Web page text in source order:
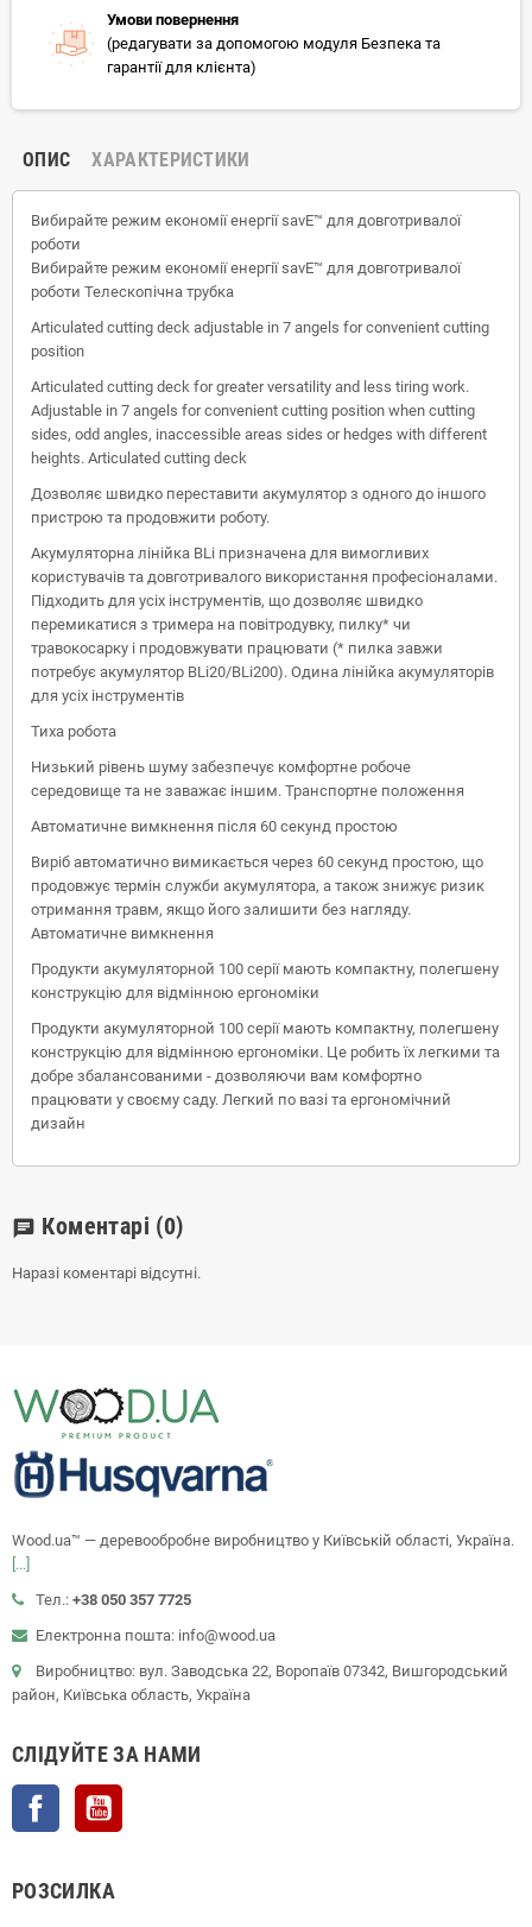
Умови повернення
(редагувати за допомогою модуля Безпека та
гарантії для клієнта)
ОПИС ХАРАКТЕРИСТИКИ
Вибирайте режим економії енергії savE™ для довготривалої
роботи
Вибирайте режим економії енергії savE™ для довготривалої
роботи Телескопічна трубка
Articulated cutting deck adjustable in 7 angels for convenient cutting
position
Articulated cutting deck for greater versatility and less tiring work.
Adjustable in 7 angels for convenient cutting position when cutting
sides, odd angles, inaccessible areas sides or hedges with different
heights. Articulated cutting deck
Дозволяє швидко переставити акумулятор з одного до іншого
пристрою та продовжити роботу.
Акумуляторна лінійка BLi призначена для вимогливих
користувачів та довготривалого використання професіоналами.
Підходить для усіх інструментів, що дозволяє швидко
перемикатися з тримера на повітродувку, пилку* чи
травокосарку і продовжувати працювати (* пилка завжи
потребує акумулятор BLi20/BLi200). Одина лінійка акумуляторів
для усіх інструментів
Тиха робота
Низький рівень шуму забезпечує комфортне робоче
середовище та не заважає іншим. Транспортне положення
Автоматичне вимкнення після 60 секунд простою
Виріб автоматично вимикається через 60 секунд простою, що
продовжує термін служби акумулятора, а також знижує ризик
отримання травм, якщо його залишити без нагляду.
Автоматичне вимкнення
Продукти акумуляторной 100 серії мають компактну, полегшену
конструкцію для відмінною ергономіки
Продукти акумуляторной 100 серії мають компактну, полегшену
конструкцію для відмінною ергономіки. Це робить їх легкими та
добре збалансованими - дозволяючи вам комфортно
працювати у своєму саду. Легкий по вазі та ергономічний
дизайн
chat Коментарі (0)
Наразі коментарі відсутні.
Wood.ua™ — деревообробне виробництво у Київській області, Україна.
[...]
Тел.: +38 050 357 7725
Електронна пошта: info@wood.ua
Виробництво: вул. Заводська 22, Воропаїв 07342, Вишгородський
район, Київська область, Україна
СЛІДУЙТЕ ЗА НАМИ
Facebook
РОЗСИЛКА